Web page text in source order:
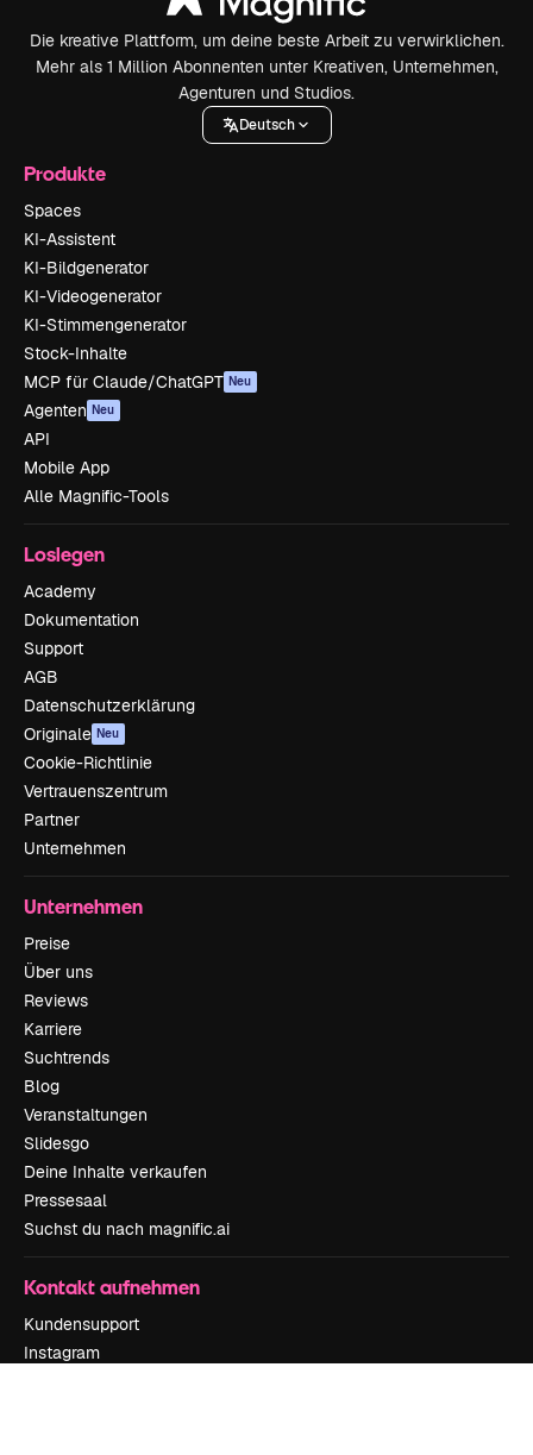
Die kreative Plattform, um deine beste Arbeit zu verwirklichen.
Mehr als 1 Million Abonnenten unter Kreativen, Unternehmen,
Agenturen und Studios.
Deutsch
Produkte
Spaces
KI-Assistent
KI-Bildgenerator
KI-Videogenerator
KI-Stimmengenerator
Stock-Inhalte
MCP für Claude/ChatGPT Neu
Agenten Neu
API
Mobile App
Alle Magnific-Tools
Loslegen
Academy
Dokumentation
Support
AGB
Datenschutzerklärung
Originale Neu
Cookie-Richtlinie
Vertrauenszentrum
Partner
Unternehmen
Unternehmen
Preise
Über uns
Reviews
Karriere
Suchtrends
Blog
Veranstaltungen
Slidesgo
Deine Inhalte verkaufen
Pressesaal
Suchst du nach magnific.ai
Kontakt aufnehmen
Kundensupport
Instagram